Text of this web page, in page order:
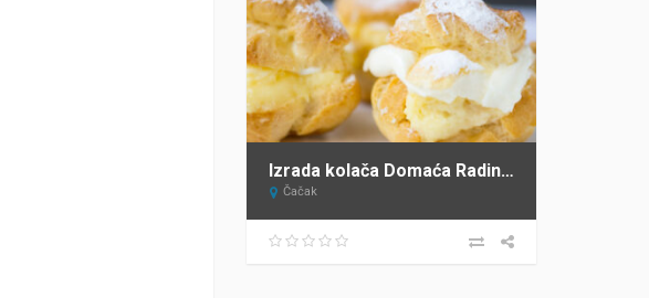
Izrada kolača Domaća Radinost Čačak
Čačak